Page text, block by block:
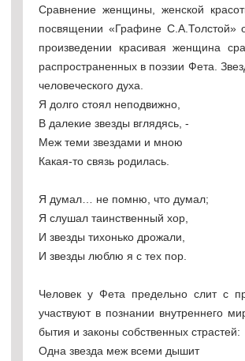
Сравнение женщины, женской
посвящении «Графине С.А.Толстой»
произведении красивая женщина
распространенных в поэзии Фета.
человеческого духа.
Я долго стоял неподвижно,
В далекие звезды вглядясь, -
Меж теми звездами и мною
Какая-то связь родилась.
Я думал… не помню, что думал;
Я слушал таинственный хор,
И звезды тихонько дрожали,
И звезды люблю я с тех пор.
Человек у Фета предельно слит с
участвуют в познании внутреннего
бытия и законы собственных страстей:
Одна звезда меж всеми дышит